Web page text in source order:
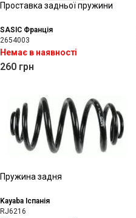
Проставка задньої пружини
SASIC Франція
2654003
Немає в наявності
260 грн
Пружина задня
Kayaba Іспанія
RJ6216